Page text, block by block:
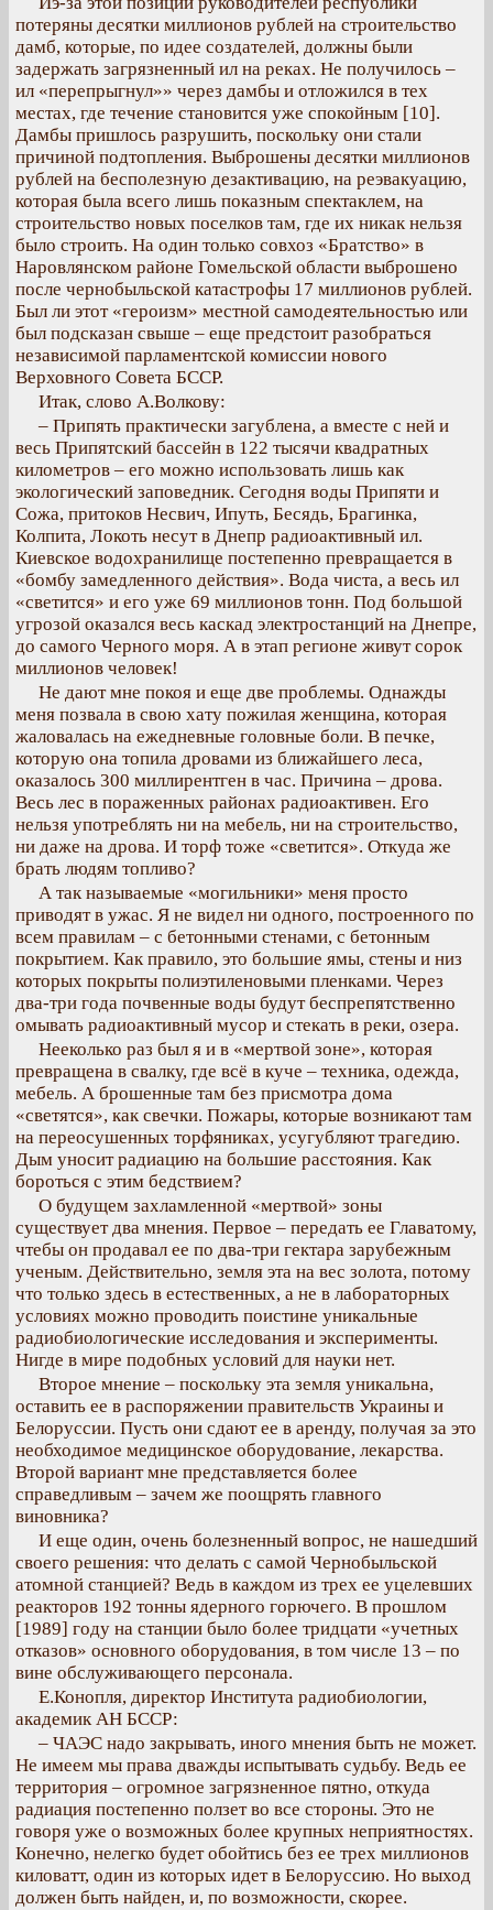
потеряны десятки миллионов рублей на строительство
дамб, которые, по идее создателей, должны были
задержать загрязненный ил на реках. Не получилось –
ил «перепрыгнул»» через дамбы и отложился в тех
местах, где течение становится уже спокойным [10].
Дамбы пришлось разрушить, поскольку они стали
причиной подтопления. Выброшены десятки миллионов
рублей на бесполезную дезактивацию, на реэвакуацию,
которая была всего лишь показным спектаклем, на
строительство новых поселков там, где их никак нельзя
было строить. На один только совхоз «Братство» в
Наровлянском районе Гомельской области выброшено
после чернобыльской катастрофы 17 миллионов рублей.
Был ли этот «героизм» местной самодеятельностью или
был подсказан свыше – еще предстоит разобраться
независимой парламентской комиссии нового
Верховного Совета БССР.
Итак, слово А.Волкову:
– Припять практически загублена, а вместе с ней и
весь Припятский бассейн в 122 тысячи квадратных
километров – его можно использовать лишь как
экологический заповедник. Сегодня воды Припяти и
Сожа, притоков Несвич, Ипуть, Бесядь, Брагинка,
Колпита, Локоть несут в Днепр радиоактивный ил.
Киевское водохранилище постепенно превращается в
«бомбу замедленного действия». Вода чиста, а весь ил
«светится» и его уже 69 миллионов тонн. Под большой
угрозой оказался весь каскад электростанций на Днепре,
до самого Черного моря. А в этап регионе живут сорок
миллионов человек!
Не дают мне покоя и еще две проблемы. Однажды
меня позвала в свою хату пожилая женщина, которая
жаловалась на ежедневные головные боли. В печке,
которую она топила дровами из ближайшего леса,
оказалось 300 миллирентген в час. Причина – дрова.
Весь лес в пораженных районах радиоактивен. Его
нельзя употреблять ни на мебель, ни на строительство,
ни даже на дрова. И торф тоже «светится». Откуда же
брать людям топливо?
А так называемые «могильники» меня просто
приводят в ужас. Я не видел ни одного, построенного по
всем правилам – с бетонными стенами, с бетонным
покрытием. Как правило, это большие ямы, стены и низ
которых покрыты полиэтиленовыми пленками. Через
два-три года почвенные воды будут беспрепятственно
омывать радиоактивный мусор и стекать в реки, озера.
Нееколько раз был я и в «мертвой зоне», которая
превращена в свалку, где всё в куче – техника, одежда,
мебель. А брошенные там без присмотра дома
«светятся», как свечки. Пожары, которые возникают там
на переосушенных торфяниках, усугубляют трагедию.
Дым уносит радиацию на большие расстояния. Как
бороться с этим бедствием?
О будущем захламленной «мертвой» зоны
существует два мнения. Первое – передать ее Главатому,
чтебы он продавал ее по два-три гектара зарубежным
ученым. Действительно, земля эта на вес золота, потому
что только здесь в естественных, а не в лабораторных
условиях можно проводить поистине уникальные
радиобиологические исследования и эксперименты.
Нигде в мире подобных условий для науки нет.
Второе мнение – поскольку эта земля уникальна,
оставить ее в распоряжении правительств Украины и
Белоруссии. Пусть они сдают ее в аренду, получая за это
необходимое медицинское оборудование, лекарства.
Второй вариант мне представляется более
справедливым – зачем же поощрять главного
виновника?
И еще один, очень болезненный вопрос, не нашедший
своего решения: что делать с самой Чернобыльской
атомной станцией? Ведь в каждом из трех ее уцелевших
реакторов 192 тонны ядерного горючего. В прошлом
[1989] году на станции было более тридцати «учетных
отказов» основного оборудования, в том числе 13 – по
вине обслуживающего персонала.
Е.Конопля, директор Института радиобиологии,
академик АН БССР:
– ЧАЭС надо закрывать, иного мнения быть не может.
Не имеем мы права дважды испытывать судьбу. Ведь ее
территория – огромное загрязненное пятно, откуда
радиация постепенно ползет во все стороны. Это не
говоря уже о возможных более крупных неприятностях.
Конечно, нелегко будет обойтись без ее трех миллионов
киловатт, один из которых идет в Белоруссию. Но выход
должен быть найден, и, по возможности, скорее.